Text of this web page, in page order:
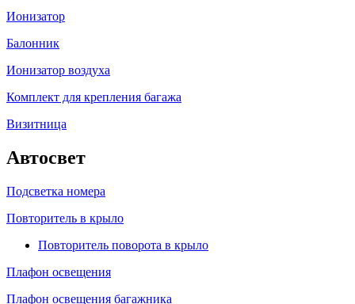
Ионизатор
Балонник
Ионизатор воздуха
Комплект для крепления багажа
Визитница
Автосвет
Подсветка номера
Повторитель в крыло
Повторитель поворота в крыло
Плафон освещения
Плафон освещения багажника